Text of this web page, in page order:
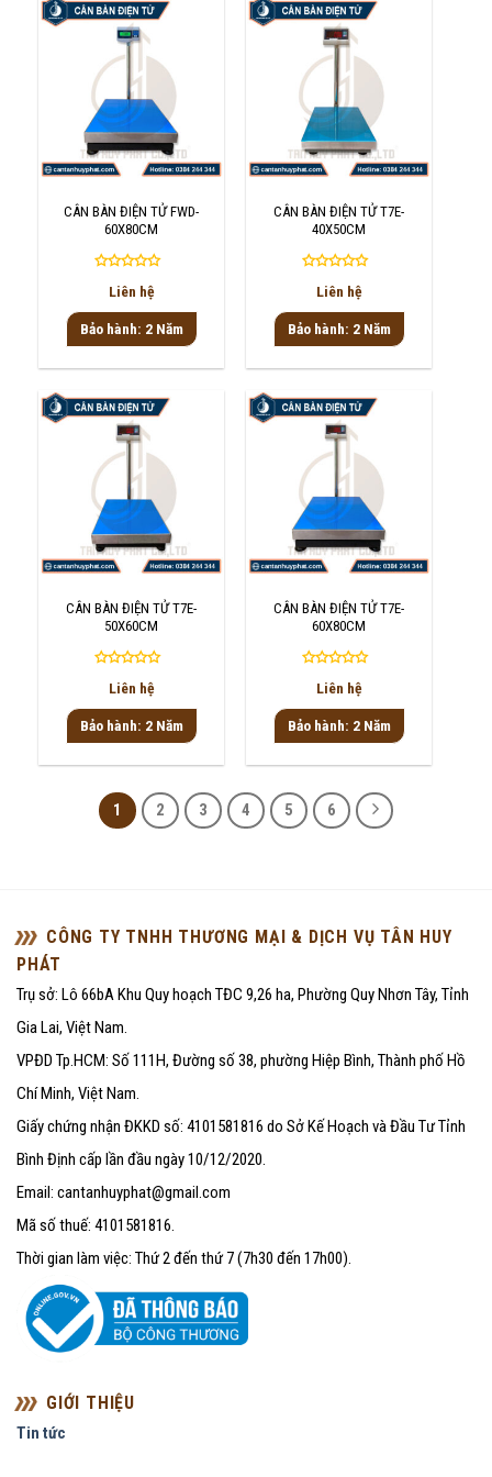
CÂN BÀN ĐIỆN TỬ FWD-
60X80CM
Được
hạng
0
sao
Liên hệ
Bảo hành: 2 Năm
CÂN BÀN ĐIỆN TỬ T7E-
40X50CM
Được
hạng
0
sao
Liên hệ
Bảo hành: 2 Năm
CÂN BÀN ĐIỆN TỬ T7E-
50X60CM
Được
hạng
0
sao
Liên hệ
Bảo hành: 2 Năm
CÂN BÀN ĐIỆN TỬ T7E-
60X80CM
Được
hạng
0
sao
Liên hệ
Bảo hành: 2 Năm
1 2 3 4 5 6
CÔNG TY TNHH THƯƠNG MẠI & DỊCH VỤ TÂN HUY
PHÁT
Trụ sở: Lô 66bA Khu Quy hoạch TĐC 9,26 ha, Phường Quy Nhơn Tây, Tỉnh
Gia Lai, Việt Nam.
VPĐD Tp.HCM: Số 111H, Đường số 38, phường Hiệp Bình, Thành phố Hồ
Chí Minh, Việt Nam.
Giấy chứng nhận ĐKKD số: 4101581816 do Sở Kế Hoạch và Đầu Tư Tỉnh
Bình Định cấp lần đầu ngày 10/12/2020.
Email: cantanhuyphat@gmail.com
Mã số thuế: 4101581816.
Thời gian làm việc: Thứ 2 đến thứ 7 (7h30 đến 17h00).
GIỚI THIỆU
Tin tức